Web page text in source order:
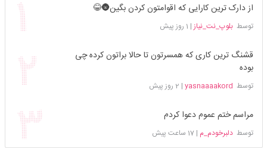
از دارک ترین کارایی که اقوامتون کردن بگین🌚😂
توسطبلوپ_نت_نیاز | 1 روز پیش
قشنگ ترین کاری که همسرتون تا حالا براتون کرده چی
بوده
توسط yasnaaaakord
| 2 روز پیش
مراسم ختم عموم دعوا کردم
توسطدلبرخودم_م |17 ساعت پیش